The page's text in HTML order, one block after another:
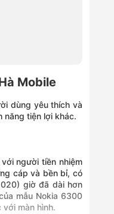
Mobile
dùng yêu thích và
năng tiện lợi khác.
người tiền nhiệm
cáp và bền bỉ, có
giờ đã dài hơn
mẫu Nokia 6300
màn hình.